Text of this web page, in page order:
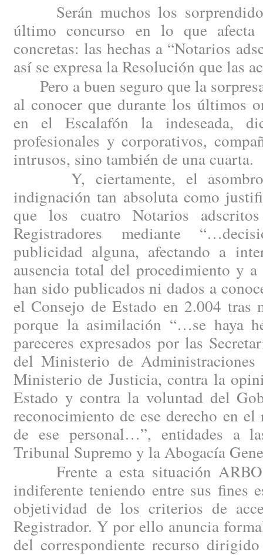
Serán muchos los
último concurso en lo que afecta
concretas: las hechas a “Notarios
así se expresa la Resolución que las
Pero a buen seguro que la
al conocer que durante los últimos
en el Escalafón la indeseada,
profesionales y corporativos,
intrusos, sino también de una cuarta.
Y, ciertamente, el asombro
indignación tan absoluta como
que los cuatro Notarios
Registradores mediante
publicidad alguna, afectando a
ausencia total del procedimiento y
han sido publicados ni dados a
el Consejo de Estado en 2.004 tras
porque la asimilación “…se haya
pareceres expresados por las
del Ministerio de
Ministerio de Justicia, contra la
Estado y contra la voluntad del
reconocimiento de ese derecho en
de ese personal…”, entidades a
Tribunal Supremo y la Abogacía
Frente a esta situación ARBO
indiferente teniendo entre sus fines
objetividad de los criterios de
Registrador. Y por ello anuncia
del correspondiente recurso